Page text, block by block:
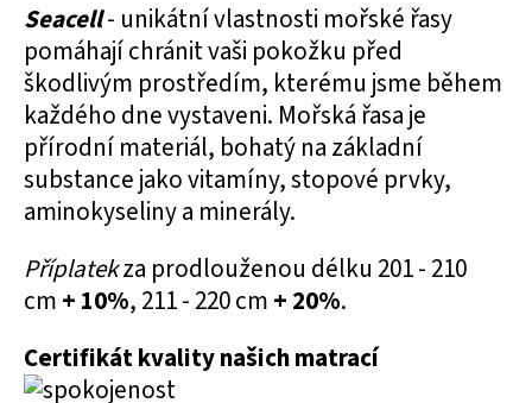
Seacell- unikátní vlastnosti mořské řasy
pomáhají chránit vaši pokožku před
škodlivým prostředím, kterému jsme během
každého dne vystaveni. Mořská řasa je
přírodní materiál, bohatý na základní
substance jako vitamíny, stopové prvky,
aminokyseliny a minerály.
Příplatekza prodlouženou délku 201 - 210
cm + 10%, 211 - 220 cm + 20%.
Certifikát kvality našich matrací